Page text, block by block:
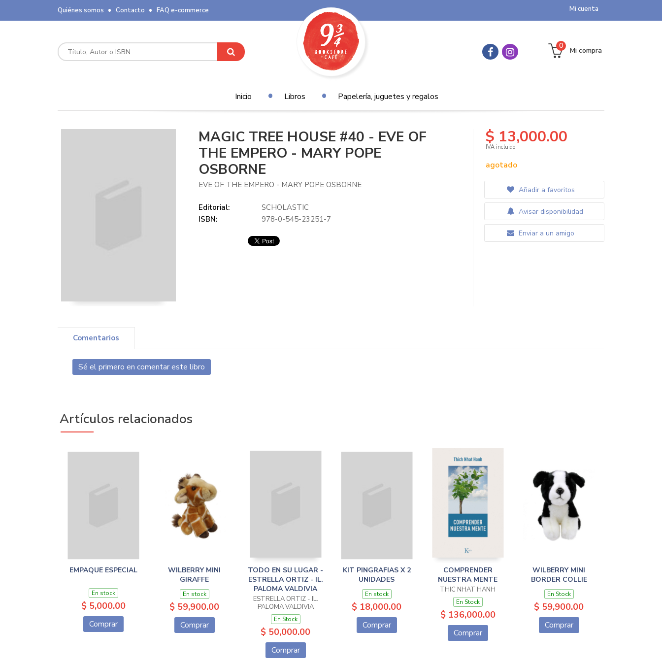
Mi cuenta
Quiénes somos Contacto FAQ e-commerce
Mi compra
0
Inicio Libros Papelería, juguetes y regalos
MAGIC TREE HOUSE #40 - EVE OF
THE EMPERO - MARY POPE
OSBORNE
EVE OF THE EMPERO - MARY POPE OSBORNE
Editorial:
SCHOLASTIC
ISBN:
978-0-545-23251-7
$ 13,000.00
IVA incluido
agotado
Añadir a favoritos
Avisar disponibilidad
Enviar a un amigo
Comentarios
Sé el primero en comentar este libro
Artículos relacionados
EMPAQUE ESPECIAL
En stock
$ 5,000.00
Comprar
WILBERRY MINI
GIRAFFE
En stock
$ 59,900.00
Comprar
TODO EN SU LUGAR -
ESTRELLA ORTIZ - IL.
PALOMA VALDIVIA
ESTRELLA ORTIZ - IL.
PALOMA VALDIVIA
En Stock
$ 50,000.00
Comprar
KIT PINGRAFIAS X 2
UNIDADES
En stock
$ 18,000.00
Comprar
COMPRENDER
NUESTRA MENTE
THIC NHAT HANH
En Stock
$ 136,000.00
Comprar
WILBERRY MINI
BORDER COLLIE
En Stock
$ 59,900.00
Comprar